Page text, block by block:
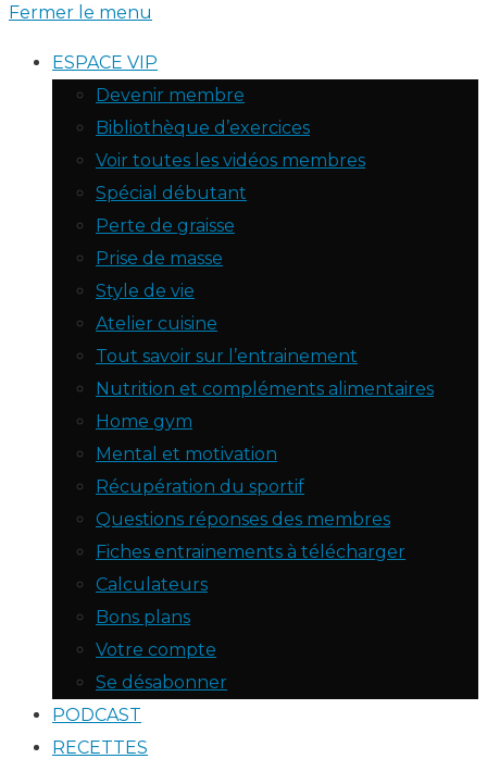
Fermer le menu
ESPACE VIP
Devenir membre
Bibliothèque d’exercices
Voir toutes les vidéos membres
Spécial débutant
Perte de graisse
Prise de masse
Style de vie
Atelier cuisine
Tout savoir sur l’entrainement
Nutrition et compléments alimentaires
Home gym
Mental et motivation
Récupération du sportif
Questions réponses des membres
Fiches entrainements à télécharger
Calculateurs
Bons plans
Votre compte
Se désabonner
PODCAST
RECETTES